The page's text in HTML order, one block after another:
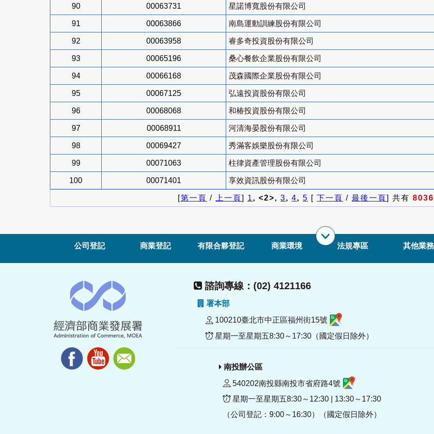
90 00063731 星諾博寬股份有限公司
91 00063866 南島運動訓練股份有限公司
92 00063958 睿多奇投資股份有限公司
93 00065196 桑心餐飲企業股份有限公司
94 00066168 茂森國際企業股份有限公司
95 00067125 弘遠投資股份有限公司
96 00068068 和椿投資股份有限公司
97 00068911 河清海晏股份有限公司
98 00069427 秀滿客娛樂股份有限公司
99 00071063 柱律資產管理股份有限公司
100 00071401 享效資訊股份有限公司
[第一頁 / 上一頁] 1, <2>, 3, 4, 5 [ 下一頁 / 最後一頁] 共有 8036
公司登記 商業登記 有限合夥登記 商業環境 法規專區 其他業務
諮詢專線：(02) 4121166
署本部
100210臺北市中正區福州街15號
星期一至星期五8:30～17:30（國定假日除外）
南投辦公區
540202南投縣南投市省府路4號
星期一至星期五8:30～12:30 | 13:30～17:30
（公司登記：9:00～16:30）（國定假日除外）